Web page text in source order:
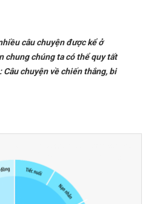
câu chuyện được kể ở
chung chúng ta có thể quy tất
Câu chuyện về chiến thắng, bi